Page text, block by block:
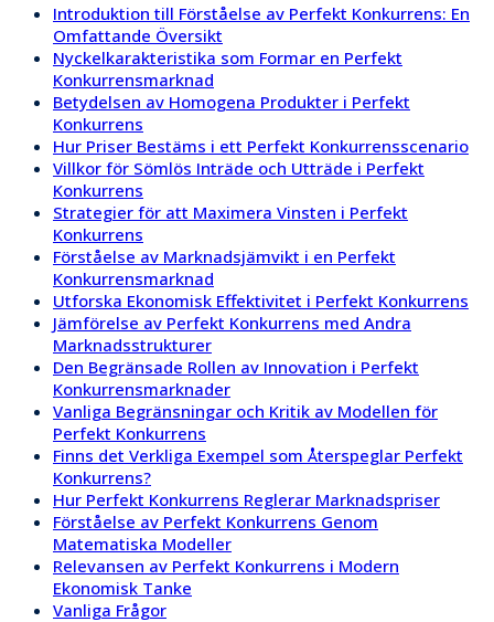
Introduktion till Förståelse av Perfekt Konkurrens: En
Omfattande Översikt
Nyckelkarakteristika som Formar en Perfekt
Konkurrensmarknad
Betydelsen av Homogena Produkter i Perfekt
Konkurrens
Hur Priser Bestäms i ett Perfekt Konkurrensscenario
Villkor för Sömlös Inträde och Utträde i Perfekt
Konkurrens
Strategier för att Maximera Vinsten i Perfekt
Konkurrens
Förståelse av Marknadsjämvikt i en Perfekt
Konkurrensmarknad
Utforska Ekonomisk Effektivitet i Perfekt Konkurrens
Jämförelse av Perfekt Konkurrens med Andra
Marknadsstrukturer
Den Begränsade Rollen av Innovation i Perfekt
Konkurrensmarknader
Vanliga Begränsningar och Kritik av Modellen för
Perfekt Konkurrens
Finns det Verkliga Exempel som Återspeglar Perfekt
Konkurrens?
Hur Perfekt Konkurrens Reglerar Marknadspriser
Förståelse av Perfekt Konkurrens Genom
Matematiska Modeller
Relevansen av Perfekt Konkurrens i Modern
Ekonomisk Tanke
Vanliga Frågor